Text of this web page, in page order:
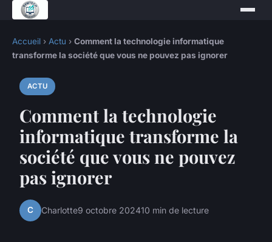
Accueil › Actu › Comment la technologie informatique
transforme la société que vous ne pouvez pas ignorer
ACTU
Comment la technologie
informatique transforme la
société que vous ne pouvez
pas ignorer
C Charlotte9 octobre 202410 min de lecture